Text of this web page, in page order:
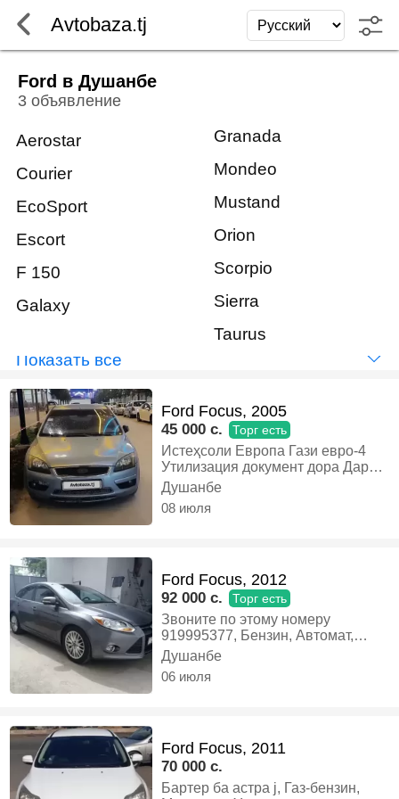
Avtobaza.tj
Ford в Душанбе
3 объявление
Aerostar
Courier
EcoSport
Escort
F 150
Galaxy
Granada
Mondeo
Mustand
Orion
Scorpio
Sierra
Taurus
Показать всё
Ford Focus, 2005
45 000 c. Торг есть
Истеҳсоли Европа Гази евро-4
Утилизация документ дора Дар
ҳолати беҳтарин қарор доранд,
Газ-бензин, Автомат, Седан
Душанбе
08 июля
Ford Focus, 2012
92 000 c. Торг есть
Звоните по этому номеру
919995377, Бензин, Автомат,
Седан
Душанбе
06 июля
Ford Focus, 2011
70 000 c.
Бартер ба астра j, Газ-бензин,